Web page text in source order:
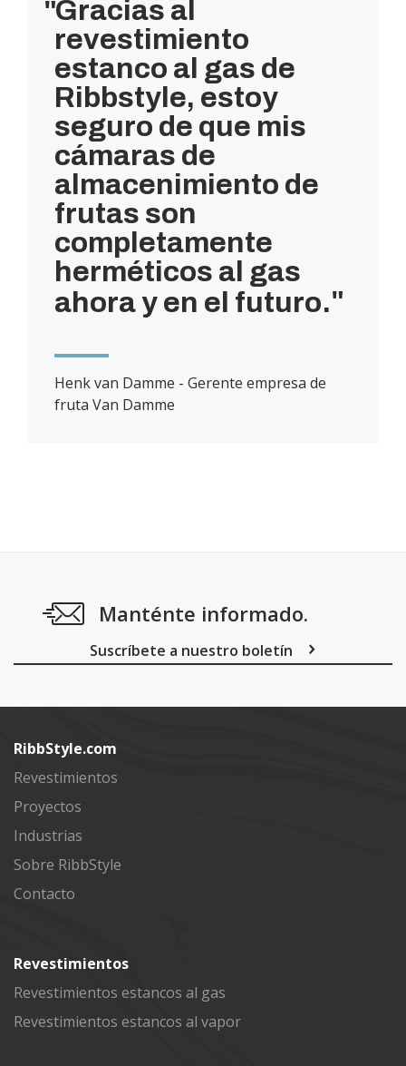
Gracias al
revestimiento
estanco al gas de
Ribbstyle, estoy
seguro de que mis
cámaras de
almacenimiento de
frutas son
completamente
herméticos al gas
ahora y en el futuro.
Henk van Damme - Gerente empresa de
fruta Van Damme
Manténte informado.
Suscríbete a nuestro boletín
RibbStyle.com
Revestimientos
Proyectos
Industrias
Sobre RibbStyle
Contacto
Revestimientos
Revestimientos estancos al gas
Revestimientos estancos al vapor